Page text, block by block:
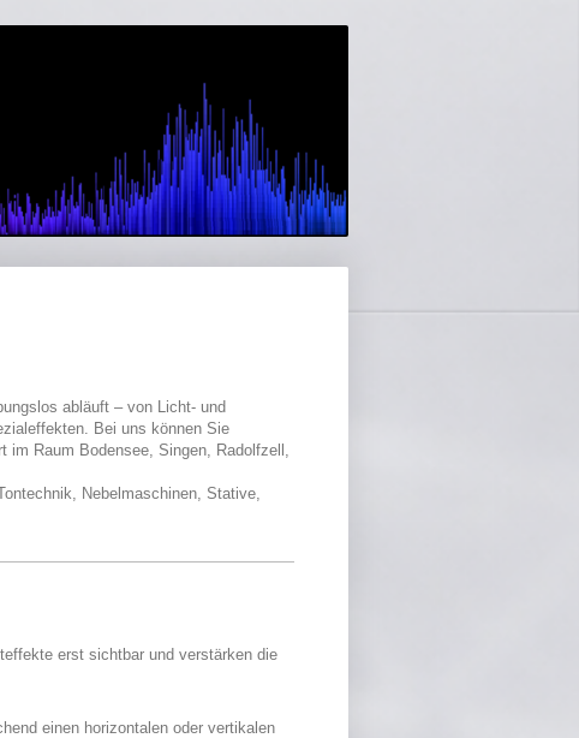
abläuft – von Licht- und
Bei uns können Sie
im Raum Bodensee, Singen, Radolfzell,
Nebelmaschinen, Stative,
erst sichtbar und verstärken die
einen horizontalen oder vertikalen